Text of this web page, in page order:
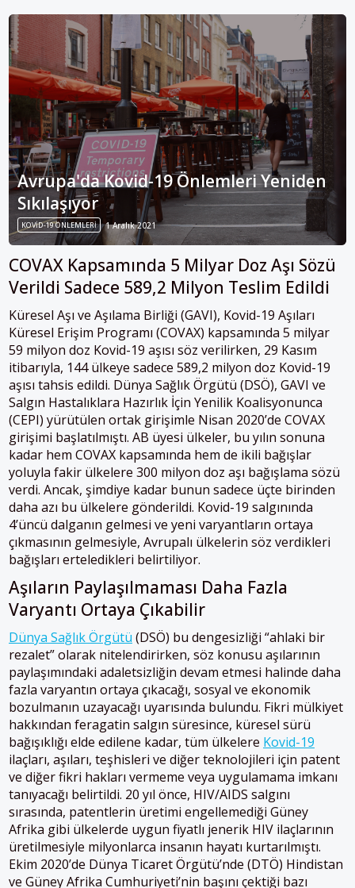
Avrupa'da Kovid-19 Önlemleri Yeniden
Sıkılaşıyor
KOVID-19 ÖNLEMLERI 1 Aralık 2021
COVAX Kapsamında 5 Milyar Doz Aşı Sözü
Verildi Sadece 589,2 Milyon Teslim Edildi
Küresel Aşı ve Aşılama Birliği (GAVI), Kovid-19 Aşıları
Küresel Erişim Programı (COVAX) kapsamında 5 milyar
59 milyon doz Kovid-19 aşısı söz verilirken, 29 Kasım
itibarıyla, 144 ülkeye sadece 589,2 milyon doz Kovid-19
aşısı tahsis edildi. Dünya Sağlık Örgütü (DSÖ), GAVI ve
Salgın Hastalıklara Hazırlık İçin Yenilik Koalisyonunca
(CEPI) yürütülen ortak girişimle Nisan 2020’de COVAX
girişimi başlatılmıştı. AB üyesi ülkeler, bu yılın sonuna
kadar hem COVAX kapsamında hem de ikili bağışlar
yoluyla fakir ülkelere 300 milyon doz aşı bağışlama sözü
verdi. Ancak, şimdiye kadar bunun sadece üçte birinden
daha azı bu ülkelere gönderildi. Kovid-19 salgınında
4’üncü dalganın gelmesi ve yeni varyantların ortaya
çıkmasının gelmesiyle, Avrupalı ülkelerin söz verdikleri
bağışları erteledikleri belirtiliyor.
Aşıların Paylaşılmaması Daha Fazla
Varyantı Ortaya Çıkabilir
Dünya Sağlık Örgütü (DSÖ) bu dengesizliği “ahlaki bir
rezalet” olarak nitelendirirken, söz konusu aşılarının
paylaşımındaki adaletsizliğin devam etmesi halinde daha
fazla varyantın ortaya çıkacağı, sosyal ve ekonomik
bozulmanın uzayacağı uyarısında bulundu. Fikri mülkiyet
hakkından feragatin salgın süresince, küresel sürü
bağışıklığı elde edilene kadar, tüm ülkelere Kovid-19
ilaçları, aşıları, teşhisleri ve diğer teknolojileri için patent
ve diğer fikri hakları vermeme veya uygulamama imkanı
tanıyacağı belirtildi. 20 yıl önce, HIV/AIDS salgını
sırasında, patentlerin üretimi engellemediği Güney
Afrika gibi ülkelerde uygun fiyatlı jenerik HIV ilaçlarının
üretilmesiyle milyonlarca insanın hayatı kurtarılmıştı.
Ekim 2020’de Dünya Ticaret Örgütü’nde (DTÖ) Hindistan
ve Güney Afrika Cumhuriyeti’nin başını çektiği bazı